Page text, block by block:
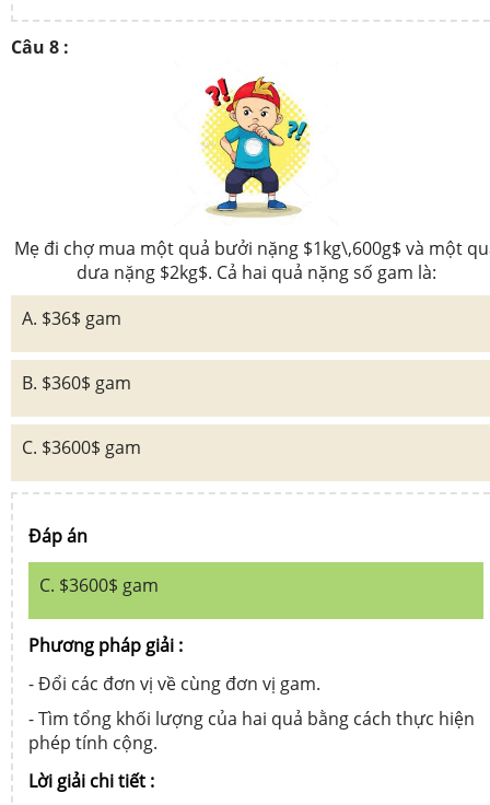
Câu 8 :
Mẹ đi chợ mua một quả bưởi nặng $1kg\,600g$ và một
dưa nặng $2kg$. Cả hai quả nặng số gam là:
A. $36$ gam
B. $360$ gam
C. $3600$ gam
Đáp án
C. $3600$ gam
Phương pháp giải :
- Đổi các đơn vị về cùng đơn vị gam.
- Tìm tổng khối lượng của hai quả bằng cách thực hiện
phép tính cộng.
Lời giải chi tiết :